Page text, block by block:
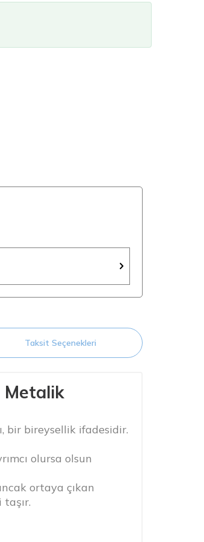
Taksit Seçenekleri
Metalik
bir bireysellik ifadesidir.
olursa olsun
ortaya çıkan